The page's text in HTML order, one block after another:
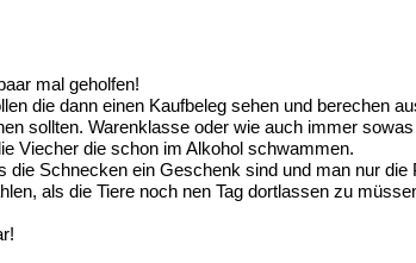
mal geholfen!
die dann einen Kaufbeleg sehen und berechen
sollten. Warenklasse oder wie auch immer
Viecher die schon im Alkohol schwammen.
Schnecken ein Geschenk sind und man nur
als die Tiere noch nen Tag dortlassen zu